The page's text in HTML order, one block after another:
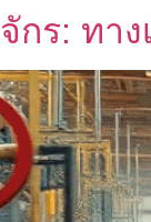
กร: ทา